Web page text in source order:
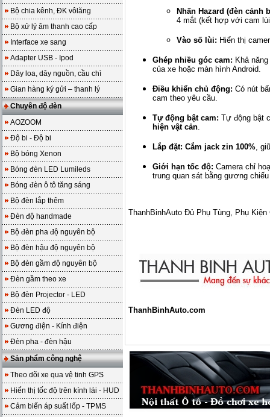
Bộ chia kênh, ĐK vôlăng
Bộ xử lý âm thanh cao cấp
Interface xe sang
Adapter USB - Ipod
Dây loa, dây nguồn, cầu chì
Gian hàng ký gửi – thanh lý
Chuyên độ đèn
AOZOOM
Độ bi - Độ bi
Bộ bóng Xenon
Bóng đèn LED Lumileds
Bóng đèn ô tô tăng sáng
Bộ đèn lắp thêm
Đèn độ handmade
Bộ đèn pha độ nguyên bộ
Bộ đèn hậu độ nguyên bộ
Bộ đèn gầm độ nguyên bộ
Đèn gầm theo xe
Bộ đèn Projector - LED
Đèn LED độ
Gương điện - Kính điện
Đèn pha - đèn hậu
Sản phẩm công nghệ
Theo dõi xe qua vệ tinh GPS
Hiển thị tốc độ trên kính lái - HUD
Cảm biến áp suất lốp - TPMS
Nhấn Hazard (đèn cảnh
4 mắt (kết hợp với cam
Vào số lùi: Hiển thị
Ghép nhiều góc cam: Khả
của xe hoặc màn hình Android.
Điều khiển chủ động: Có nút
cam theo yêu cầu.
Tự động bật cam: Tự động bật
hiện vật cản
Lắp đặt: Cắm jack zin 100% ,
Giới hạn tốc độ: Camera chỉ
trung quan sát bằng gương
ThanhBinhAuto Đủ Phụ Tùng, Phụ Kiện
ThanhBinhAuto.com